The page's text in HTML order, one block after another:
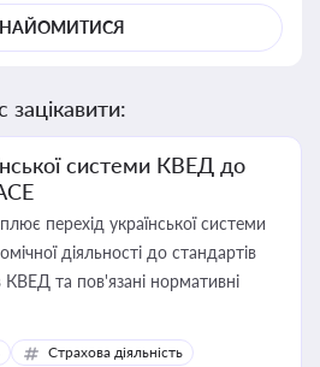
зацікавити:
системи КВЕД до
перехід української системи
діяльності до стандартів
КВЕД та пов'язані нормативні
Страхова діяльність